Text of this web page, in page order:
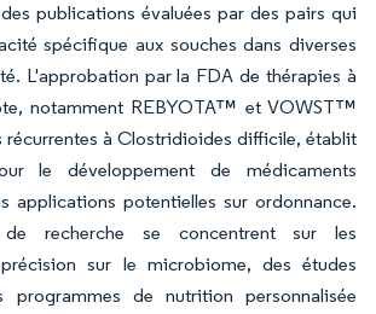
publications évaluées par des pairs qui
spécifique aux souches dans diverses
L'approbation par la FDA de thérapies à
notamment REBYOTA™ et VOWST™
récurrentes à Clostridioides difficile, établit
le développement de médicaments
applications potentielles sur ordonnance.
recherche se concentrent sur les
sur le microbiome, des études
programmes de nutrition personnalisée